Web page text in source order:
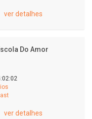
ver detalhes
Do Amor
ver detalhes